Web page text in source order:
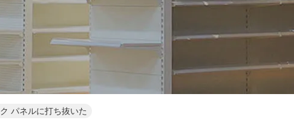
パネルに打ち抜いた